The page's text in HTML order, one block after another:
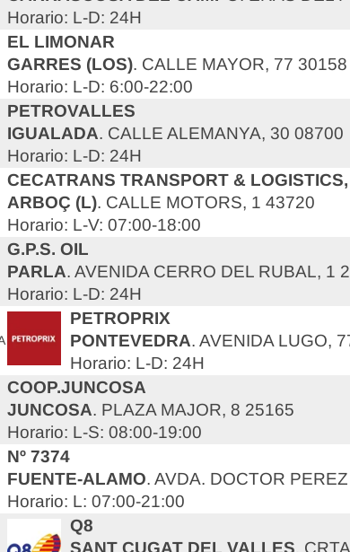
Horario: L-D: 24H
EL LIMONAR
GARRES (LOS). CALLE MAYOR, 77 30158
Horario: L-D: 6:00-22:00
PETROVALLES
IGUALADA. CALLE ALEMANYA, 30 08700
Horario: L-D: 24H
CECATRANS TRANSPORT &
ARBOÇ (L). CALLE MOTORS, 1 43720
Horario: L-V: 07:00-18:00
G.P.S. OIL
PARLA. AVENIDA CERRO DEL RUBAL, 1
Horario: L-D: 24H
PETROPRIX
PONTEVEDRA. AVENIDA LUGO,
Horario: L-D: 24H
COOP.JUNCOSA
JUNCOSA. PLAZA MAJOR, 8 25165
Horario: L-S: 08:00-19:00
Nº 7374
FUENTE-ALAMO. AVDA. DOCTOR
Horario: L: 07:00-21:00
Q8
SANT CUGAT DEL VALLES.